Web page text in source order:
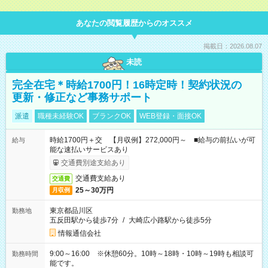
あなたの閲覧履歴からのオススメ
掲載日：2026.08.07
未読
完全在宅＊時給1700円！16時定時！契約状況の
更新・修正など事務サポート
派遣 職種未経験OK ブランクOK WEB登録・面接OK
給与
時給1700円＋交 【月収例】272,000円～ ■給与の前払いが可
能な速払いサービスあり
交通費別途支給あり
交通費 交通費支給あり
月収例 25～30万円
勤務地
東京都品川区
五反田駅から徒歩7分 / 大崎広小路駅から徒歩5分
情報通信会社
勤務時間
9:00～16:00 ※休憩60分。10時～18時・10時～19時も相談可
能です。